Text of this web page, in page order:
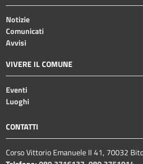
Notizie
Comunicati
Avvisi
VIVERE IL COMUNE
Eventi
Luoghi
CONTATTI
Corso Vittorio Emanuele II 41, 70032